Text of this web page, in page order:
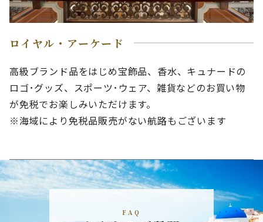
ロイヤル・アーケード
高級ブランド品をはじめ宝飾品、香水、キュナードの
ロゴ･グッズ、スポーツ･ウェア、雑貨などのお買い物
が免税でお楽しみいただけます。
※海域により免税品販売がない航路もございます
FAQ